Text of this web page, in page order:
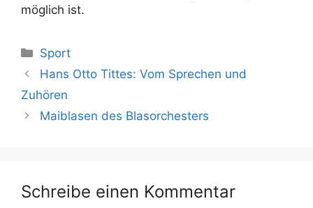
möglich ist.
Kategorien
Sport
Hans Otto Tittes: Vom Sprechen und
Zuhören
Maiblasen des Blasorchesters
Schreibe einen Kommentar